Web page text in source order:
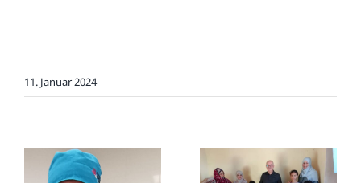
11. Januar 2024